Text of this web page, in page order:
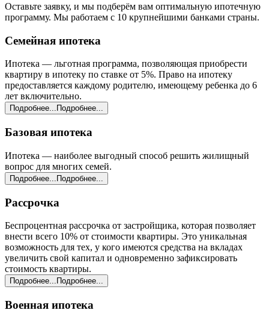
Оставьте заявку, и мы подберём вам оптимальную ипотечную
программу. Мы работаем с 10 крупнейшими банками страны.
Семейная ипотека
Ипотека — льготная программа, позволяющая приобрести
квартиру в ипотеку по ставке от 5%. Право на ипотеку
предоставляется каждому родителю, имеющему ребенка до 6
лет включительно.
Подробнее... Подробнее...
Базовая ипотека
Ипотека — наиболее выгодный способ решить жилищный
вопрос для многих семей.
Подробнее... Подробнее...
Рассрочка
Беспроцентная рассрочка от застройщика, которая позволяет
внести всего 10% от стоимости квартиры. Это уникальная
возможность для тех, у кого имеются средства на вкладах
увеличить свой капитал и одновременно зафиксировать
стоимость квартиры.
Подробнее... Подробнее...
Военная ипотека